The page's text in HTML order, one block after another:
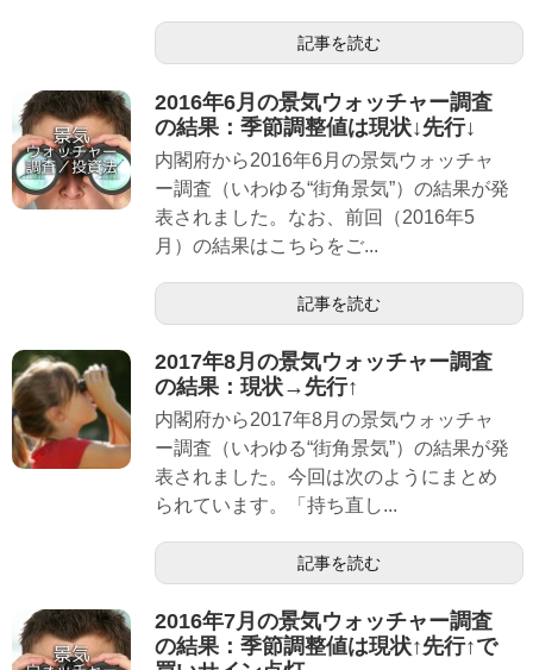
記事を読む
2016年6月の景気ウォッチャー調査
の結果：季節調整値は現状↓先行↓
内閣府から2016年6月の景気ウォッチャ
ー調査（いわゆる“街角景気”）の結果が発
表されました。なお、前回（2016年5
月）の結果はこちらをご...
記事を読む
2017年8月の景気ウォッチャー調査
の結果：現状→先行↑
内閣府から2017年8月の景気ウォッチャ
ー調査（いわゆる“街角景気”）の結果が発
表されました。今回は次のようにまとめ
られています。「持ち直し...
記事を読む
2016年7月の景気ウォッチャー調査
の結果：季節調整値は現状↑先行↑で